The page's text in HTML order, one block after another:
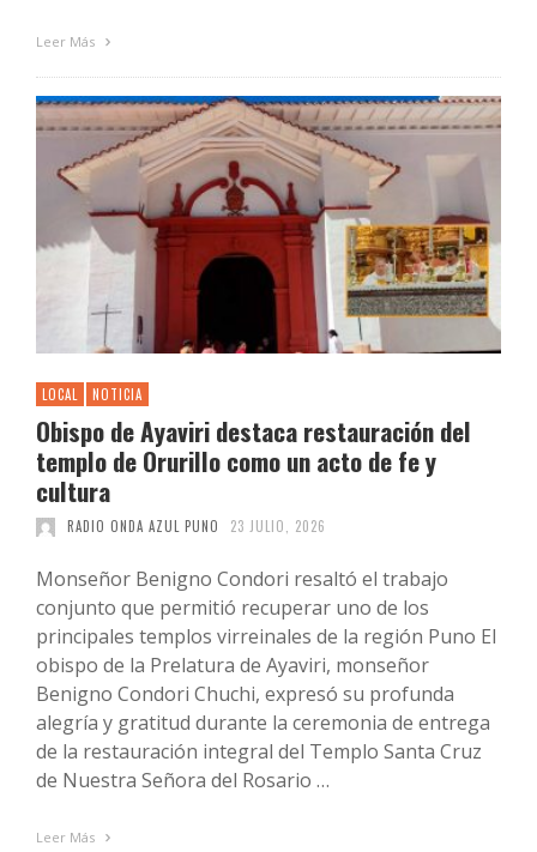
Leer Más
LOCAL NOTICIA
Obispo de Ayaviri destaca restauración del
templo de Orurillo como un acto de fe y
cultura
RADIO ONDA AZUL PUNO 23 JULIO, 2026
Monseñor Benigno Condori resaltó el trabajo
conjunto que permitió recuperar uno de los
principales templos virreinales de la región Puno El
obispo de la Prelatura de Ayaviri, monseñor
Benigno Condori Chuchi, expresó su profunda
alegría y gratitud durante la ceremonia de entrega
de la restauración integral del Templo Santa Cruz
de Nuestra Señora del Rosario …
Leer Más